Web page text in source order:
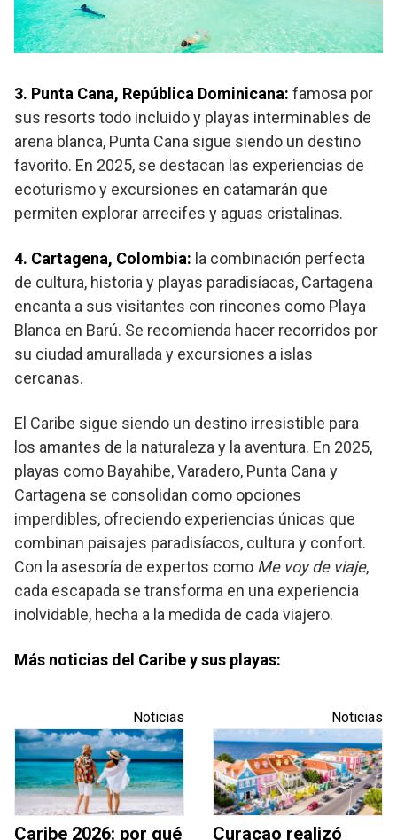
3. Punta Cana, República Dominicana: famosa por
sus resorts todo incluido y playas interminables de
arena blanca, Punta Cana sigue siendo un destino
favorito. En 2025, se destacan las experiencias de
ecoturismo y excursiones en catamarán que
permiten explorar arrecifes y aguas cristalinas.
4. Cartagena, Colombia: la combinación perfecta
de cultura, historia y playas paradisíacas, Cartagena
encanta a sus visitantes con rincones como Playa
Blanca en Barú. Se recomienda hacer recorridos por
su ciudad amurallada y excursiones a islas
cercanas.
El Caribe sigue siendo un destino irresistible para
los amantes de la naturaleza y la aventura. En 2025,
playas como Bayahibe, Varadero, Punta Cana y
Cartagena se consolidan como opciones
imperdibles, ofreciendo experiencias únicas que
combinan paisajes paradisíacos, cultura y confort.
Con la asesoría de expertos como Me voy de viaje,
cada escapada se transforma en una experiencia
inolvidable, hecha a la medida de cada viajero.
Más noticias del Caribe y sus playas:
Noticias
Caribe 2026: por qué
Noticias
Curaçao realizó